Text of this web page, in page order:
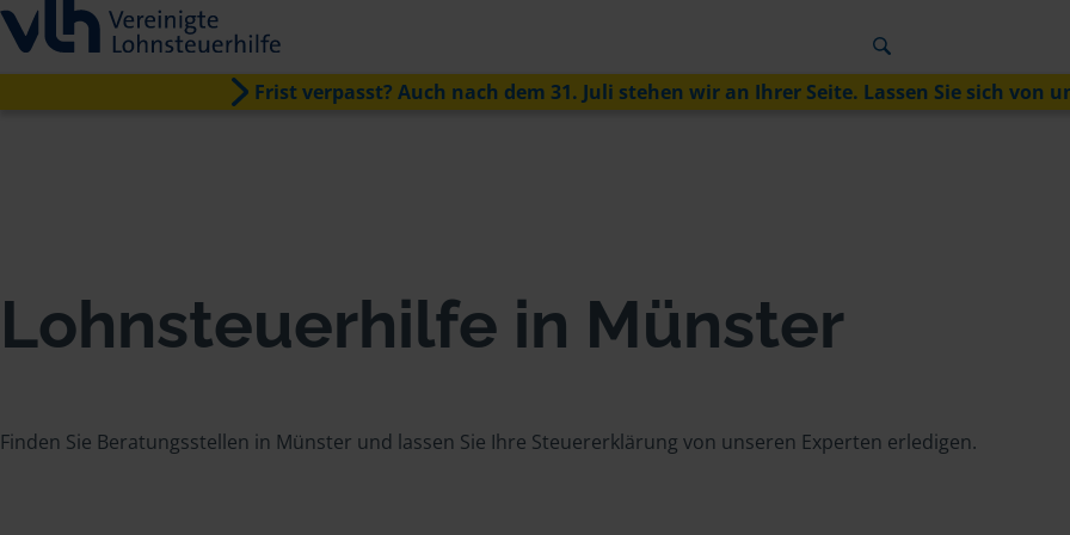
Frist verpasst? Auch nach dem 31. Juli stehen wir an Ihrer Seite. Lassen Sie sich von
Lohnsteuerhilfe in Münster
Finden Sie Beratungsstellen in Münster und lassen Sie Ihre Steuererklärung von unseren Experten erledigen.